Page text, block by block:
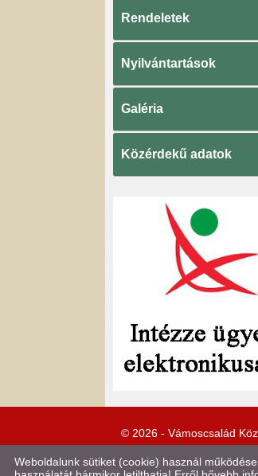
Rendeletek
Nyilvántartások
Galéria
Közérdekű adatok
© 2026 - Vámoscsalád
Weboldalunk sütiket (cookie) használ